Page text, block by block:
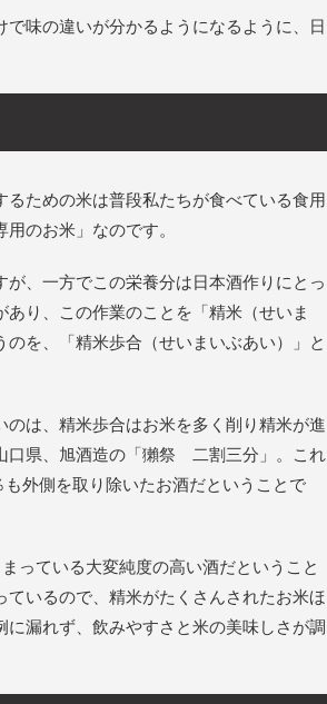
味の違いが分かるようになるように、日
ための米は普段私たちが食べている食用
のお米」なのです。
、一方でこの栄養分は日本酒作りにとっ
り、この作業のことを「精米（せいま
を、「精米歩合（せいまいぶあい）」と
は、精米歩合はお米を多く削り精米が進
口県、旭酒造の「獺祭 二割三分」。これ
外側を取り除いたお酒だということで
っている大変純度の高い酒だということ
いるので、精米がたくさんされたお米ほ
漏れず、飲みやすさと米の美味しさが調